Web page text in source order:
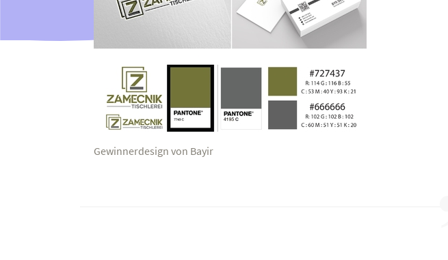
Gewinnerdesign von Bayir